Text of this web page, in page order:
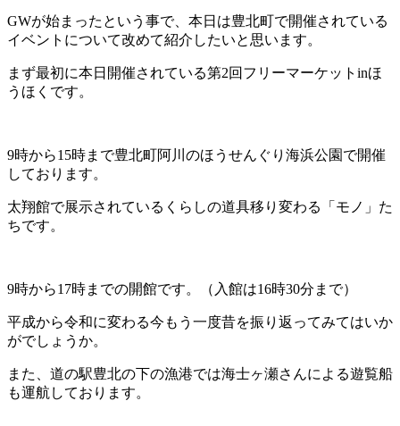
GWが始まったという事で、本日は豊北町で開催されている
イベントについて改めて紹介したいと思います。
まず最初に本日開催されている第2回フリーマーケットinほ
うほくです。
9時から15時まで豊北町阿川のほうせんぐり海浜公園で開催
しております。
太翔館で展示されているくらしの道具移り変わる「モノ」た
ちです。
9時から17時までの開館です。（入館は16時30分まで）
平成から令和に変わる今もう一度昔を振り返ってみてはいか
がでしょうか。
また、道の駅豊北の下の漁港では海士ヶ瀬さんによる遊覧船
も運航しております。